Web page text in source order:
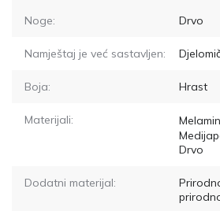
Noge: Drvo
Namještaj je već sastavljen:
Boja: Hrast
Materijali:
Drvo
Dodatni materijal: